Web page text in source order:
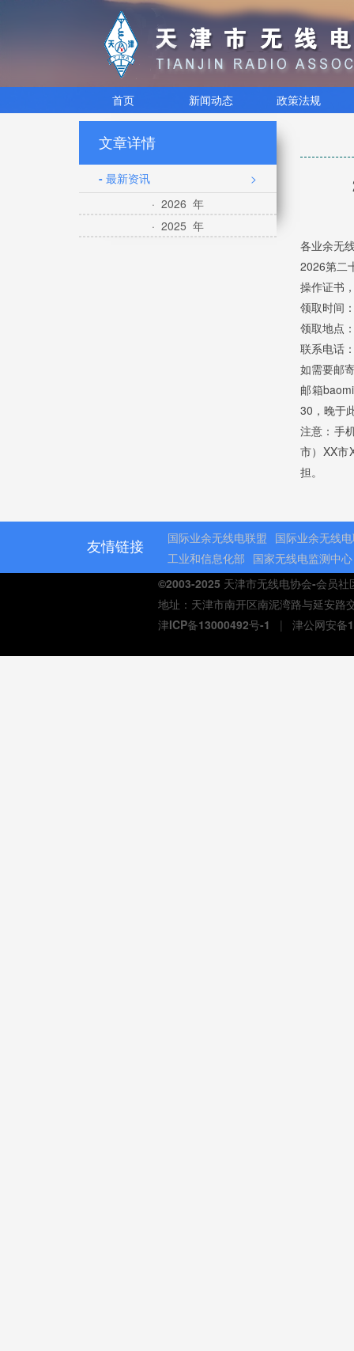
首页 新闻动态 政策法规
文章详情
- 最新资讯
>
· 2026 年
· 2025 年
各业余无
2026第二
操作证书
领取时间
领取地点
联系电话
如需要邮
邮箱
30，晚于
注意：手
市）XX市
担。
友情链接 国际业余无线电联盟 国际业余无线
工业和信息化部 国家无线电监测中心
©2003-2025 天津市无线电协会-会员社
地址：天津市南开区南泥湾路与延安
津ICP备13000492号-1 | 津公网安备